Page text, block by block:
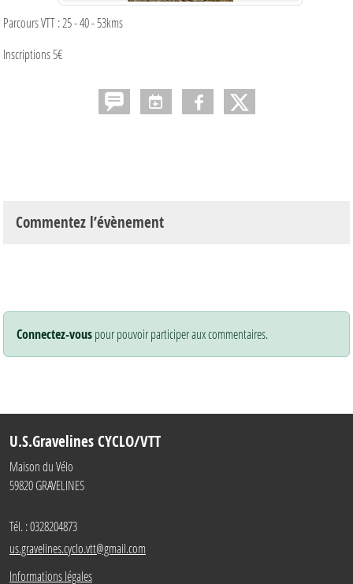
Parcours VTT : 25 - 40 - 53kms
Inscriptions 5€
Commentez l’évènement
Connectez-vouspour pouvoir participer aux commentaires.
U.S.Gravelines CYCLO/VTT
Maison du Vélo
59820GRAVELINES
Tél. :0328204873
us.gravelines.cyclo.vtt@gmail.com
Informations légales